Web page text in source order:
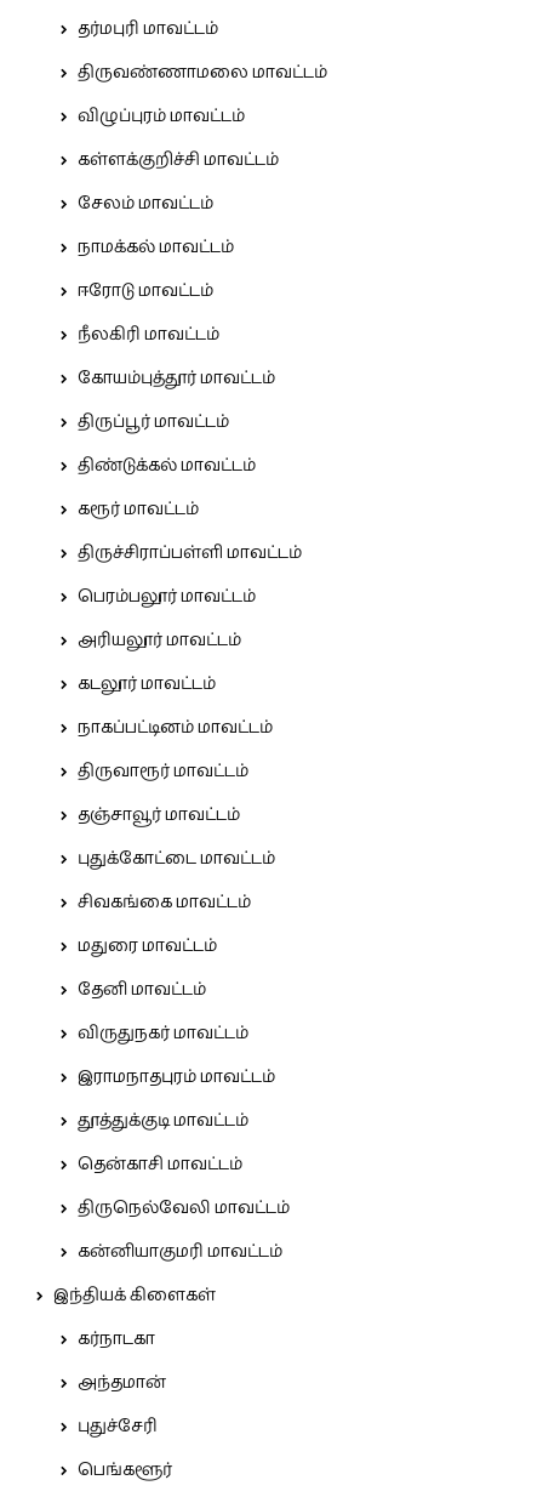
தர்மபுரி மாவட்டம்
திருவண்ணாமலை மாவட்டம்
விழுப்புரம் மாவட்டம்
கள்ளக்குறிச்சி மாவட்டம்
சேலம் மாவட்டம்
நாமக்கல் மாவட்டம்
ஈரோடு மாவட்டம்
நீலகிரி மாவட்டம்
கோயம்புத்தூர் மாவட்டம்
திருப்பூர் மாவட்டம்
திண்டுக்கல் மாவட்டம்
கரூர் மாவட்டம்
திருச்சிராப்பள்ளி மாவட்டம்
பெரம்பலூர் மாவட்டம்
அரியலூர் மாவட்டம்
கடலூர் மாவட்டம்
நாகப்பட்டினம் மாவட்டம்
திருவாரூர் மாவட்டம்
தஞ்சாவூர் மாவட்டம்
புதுக்கோட்டை மாவட்டம்
சிவகங்கை மாவட்டம்
மதுரை மாவட்டம்
தேனி மாவட்டம்
விருதுநகர் மாவட்டம்
இராமநாதபுரம் மாவட்டம்
தூத்துக்குடி மாவட்டம்
தென்காசி மாவட்டம்
திருநெல்வேலி மாவட்டம்
கன்னியாகுமரி மாவட்டம்
இந்தியக் கிளைகள்
கர்நாடகா
அந்தமான்
புதுச்சேரி
பெங்களூர்